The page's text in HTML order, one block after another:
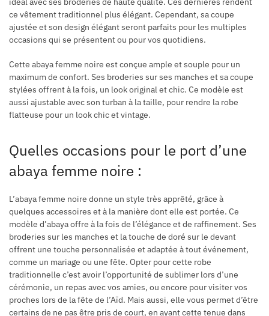
ce vêtement traditionnel plus élégant. Cependant, sa coupe
ajustée et son design élégant seront parfaits pour les multiples
occasions qui se présentent ou pour vos quotidiens.
Cette abaya femme noire est conçue ample et souple pour un
maximum de confort. Ses broderies sur ses manches et sa coupe
stylées offrent à la fois, un look original et chic. Ce modèle est
aussi ajustable avec son turban à la taille, pour rendre la robe
flatteuse pour un look chic et vintage.
Quelles occasions pour le port d’une
abaya femme noire :
L’abaya femme noire donne un style très apprêté, grâce à
quelques accessoires et à la manière dont elle est portée. Ce
modèle d’abaya offre à la fois de l’élégance et de raffinement. Ses
broderies sur les manches et la touche de doré sur le devant
offrent une touche personnalisée et adaptée à tout événement,
comme un mariage ou une fête. Opter pour cette robe
traditionnelle c’est avoir l’opportunité de sublimer lors d’une
cérémonie, un repas avec vos amies, ou encore pour visiter vos
proches lors de la fête de l’Aïd. Mais aussi, elle vous permet d’être
certains de ne pas être pris de court, en ayant cette tenue dans